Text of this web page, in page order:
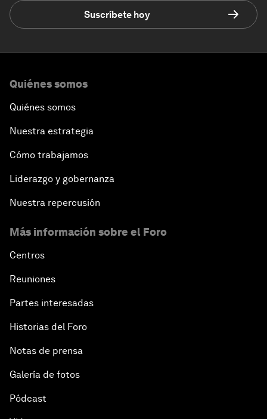
Suscríbete hoy
Quiénes somos
Quiénes somos
Nuestra estrategia
Cómo trabajamos
Liderazgo y gobernanza
Nuestra repercusión
Más información sobre el Foro
Centros
Reuniones
Partes interesadas
Historias del Foro
Notas de prensa
Galería de fotos
Pódcast